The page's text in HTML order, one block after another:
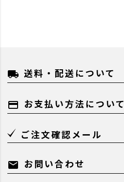
local_shipping 送料・配送について
payment お支払い方法について
ご注文確認メール
mail お問い合わせ